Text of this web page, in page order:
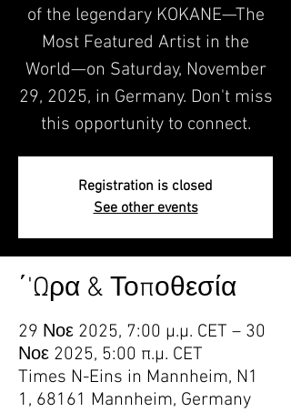
of the legendary KOKANE—The
Most Featured Artist in the
World—on Saturday, November
29, 2025, in Germany. Don't miss
this opportunity to connect.
Registration is closed
See other events
΄'Ωρα & Τοποθεσία
29 Νοε 2025, 7:00 μ.μ. CET – 30
Νοε 2025, 5:00 π.μ. CET
Times N-Eins in Mannheim, N1
1, 68161 Mannheim, Germany